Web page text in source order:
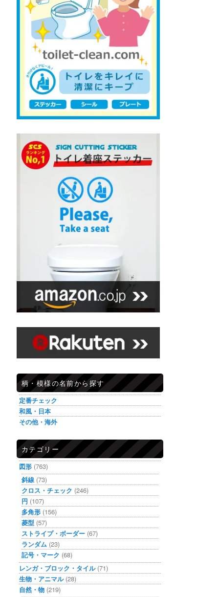
柄・模様の名前から探す
定番チェック
和風・日本
その他・海外
カテゴリー
図形 (763)
斜線 (73)
クロス・チェック (246)
円 (107)
多角形 (156)
菱型 (57)
ストライプ・ボーダー (67)
ランダム (23)
記号・マーク (68)
レンガ・ブロック・タイル(71)
生物・アニマル(28)
自然・物 (219)